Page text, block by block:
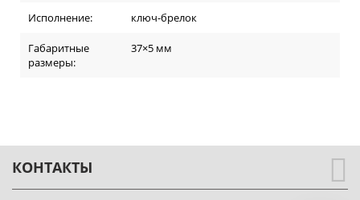
Исполнение: ключ-брелок
Габаритные
размеры:
37×5 мм
КОНТАКТЫ